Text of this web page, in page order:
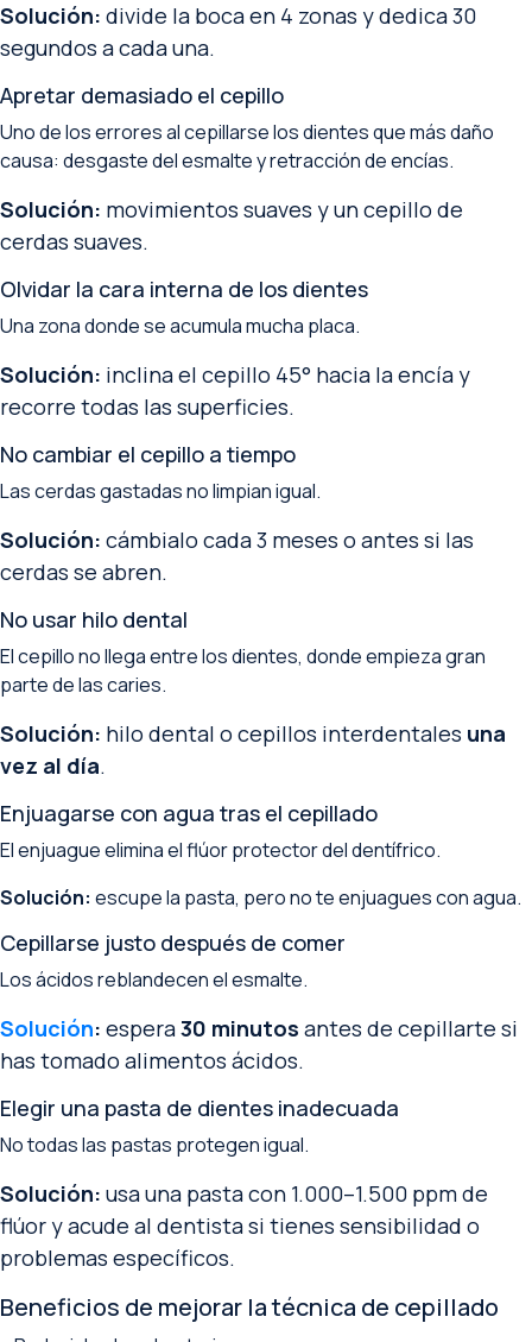
Solución: divide la boca en 4 zonas y dedica 30
segundos a cada una.
Apretar demasiado el cepillo
Uno de los errores al cepillarse los dientes que más daño
causa: desgaste del esmalte y retracción de encías.
Solución: movimientos suaves y un cepillo de
cerdas suaves.
Olvidar la cara interna de los dientes
Una zona donde se acumula mucha placa.
Solución: inclina el cepillo 45° hacia la encía y
recorre todas las superficies.
No cambiar el cepillo a tiempo
Las cerdas gastadas no limpian igual.
Solución: cámbialo cada 3 meses o antes si las
cerdas se abren.
No usar hilo dental
El cepillo no llega entre los dientes, donde empieza gran
parte de las caries.
Solución: hilo dental o cepillos interdentales una
vez al día.
Enjuagarse con agua tras el cepillado
El enjuague elimina el flúor protector del dentífrico.
Solución: escupe la pasta, pero no te enjuagues con agua.
Cepillarse justo después de comer
Los ácidos reblandecen el esmalte.
Solución: espera30 minutos antes de cepillarte si
has tomado alimentos ácidos.
Elegir una pasta de dientes inadecuada
No todas las pastas protegen igual.
Solución: usa una pasta con 1.000–1.500 ppm de
flúor y acude al dentista si tienes sensibilidad o
problemas específicos.
Beneficios de mejorar la técnica de cepillado